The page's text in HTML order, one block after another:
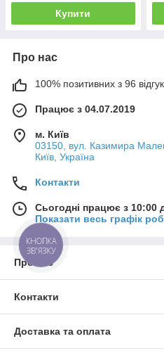
Купити
Про нас
100% позитивних з 96
Працює з 04.07.2019
м. Київ
03150, вул. Казимира
Київ, Україна
Контакти
Сьогодні працює з 10:00
Показати весь графік
Про нас
Контакти
Доставка та оплата
КНОПКА
ЗВ'ЯЗКУ